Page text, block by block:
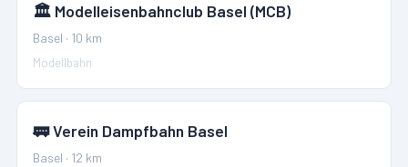
🏛️ Modelleisenbahnclub Basel (MCB)
Basel · 10 km
Modellbahn
🚃Verein Dampfbahn Basel
Basel · 12 km